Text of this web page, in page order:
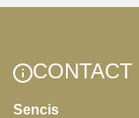
kan
Sencis